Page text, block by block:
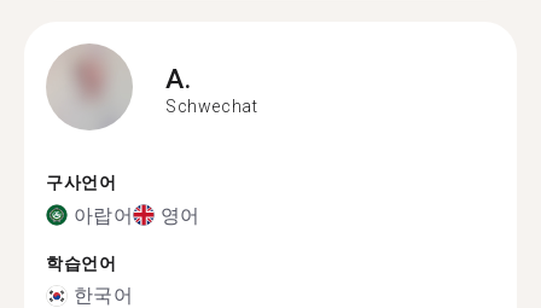
A.
Schwechat
구사언어
아랍어 영어
학습언어
한국어